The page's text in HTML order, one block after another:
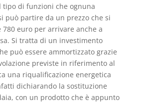
tipo di funzioni che ognuna
può partire da un prezzo che si
euro per arrivare anche a
Si tratta di un investimento
può essere ammortizzato grazie
previste in riferimento al
una riqualificazione energetica
dichiarando la sostituzione
con un prodotto che è appunto